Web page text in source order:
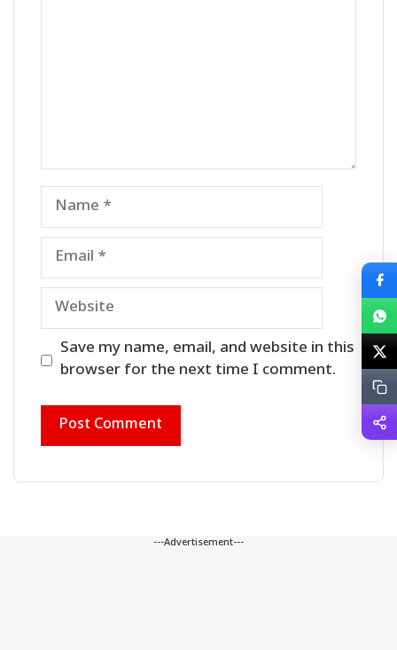
Name
Email
Website
Save my name, email, and website in this
browser for the next time I comment.
---Advertisement---